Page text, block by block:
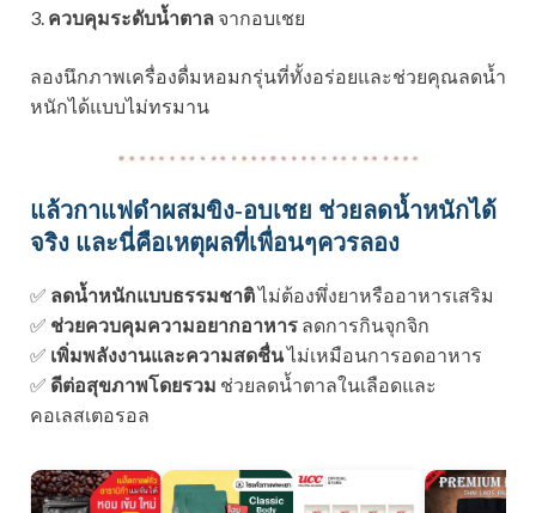
3. ควบคุมระดับน้ำตาล จากอบเชย
ลองนึกภาพเครื่องดื่มหอมกรุ่นที่ทั้งอร่อยและช่วยคุณลดน้ำ
หนักได้แบบไม่ทรมาน
แล้วกาแฟดำผสมขิง-อบเชย ช่วยลดน้ำหนักได้
จริง และนี่คือเหตุผลที่เพื่อนๆควรลอง
✅ ลดน้ำหนักแบบธรรมชาติไม่ต้องพึ่งยาหรืออาหารเสริม
✅ ช่วยควบคุมความอยากอาหาร ลดการกินจุกจิก
✅ เพิ่มพลังงานและความสดชื่นไม่เหมือนการอดอาหาร
✅ ดีต่อสุขภาพโดยรวม ช่วยลดน้ำตาลในเลือดและ
คอเลสเตอรอล